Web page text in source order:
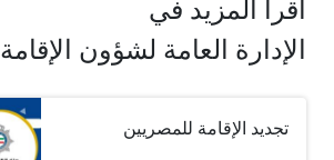
اقرأ المزيد في
الإدارة العامة لشؤون الإقامة
تجديد الإقامة للمصريين